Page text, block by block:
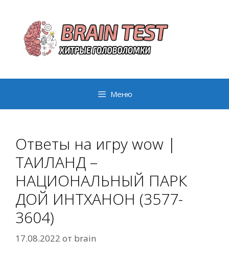
содержимому
Меню
Ответы на игру wow |
ТАИЛАНД –
НАЦИОНАЛЬНЫЙ ПАРК
ДОЙ ИНТХАНОН (3577-
3604)
17.08.2022 от brain